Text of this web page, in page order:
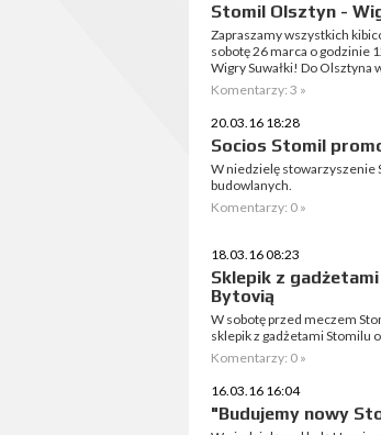
Stomil Olsztyn -
Zapraszamy wszystkich
sobotę 26 marca o godzinie
Wigry Suwałki! Do Olsztyna
Komentarzy: 3 »
20.03.16 18:28
Socios Stomil
W niedzielę stowarzyszenie
budowlanych.
Komentarzy: 0 »
18.03.16 08:23
Sklepik z
Bytovią
W sobotę przed meczem
sklepik z gadżetami Stomilu
Komentarzy: 0 »
16.03.16 16:04
"Budujemy nowy